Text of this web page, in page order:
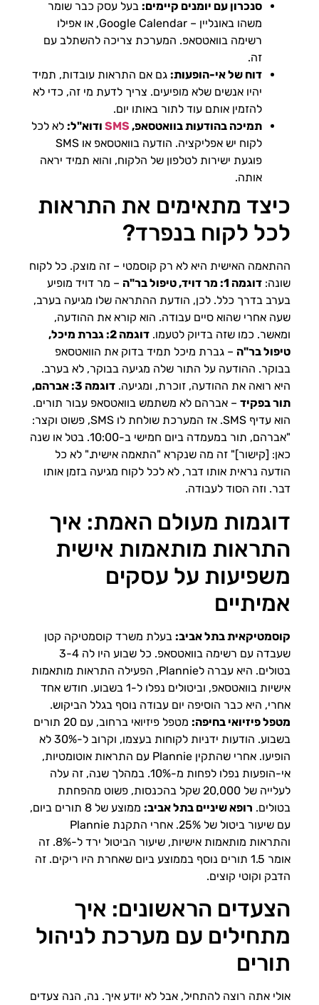
סנכרון עם יומנים קיימים: בעל עסק כבר שומר
משהו באונליין – Google Calendar, או אפילו
רשימה בוואטסאפ. המערכת צריכה להשתלב עם
זה.
דוח של אי-הופעות: גם אם התראות עובדות, תמיד
יהיו אנשים שלא מופיעים. צריך לדעת מי זה, כדי לא
להזמין אותם עוד לתור באותו יום.
תמיכה בהודעות בוואטסאפ, SMS ודוא"ל: לא לכל
לקוח יש אפליקציה. הודעה בוואטסאפ או SMS
פוגעת ישירות לטלפון של הלקוח, והוא תמיד יראה
אותה.
כיצד מתאימים את התראות
לכל לקוח בנפרד?
ההתאמה האישית היא לא רק קוסמטי – זה מוצק. כל לקוח
שונה: דוגמה 1: מר דויד, טיפול בר"ה
– מר דויד מופיע
בערב בדרך כלל. לכן, הודעת ההתראה שלו מגיעה בערב,
שעה אחרי שהוא סיים עבודה. הוא קורא את ההודעה,
ומאשר. כמו שזה בדיוק לטעמו.
דוגמה 2: גברת מיכל,
טיפול בר"ה – גברת מיכל תמיד בדוק את הוואטסאפ
בבוקר. ההודעה על התור שלה מגיעה בבוקר, לא בערב.
היא רואה את ההודעה, זוכרת, ומגיעה.
דוגמה 3: אברהם,
תור בפקיד – אברהם לא משתמש בוואטסאפ עבור תורים.
הוא עדיף SMS. אז המערכת שולחת לו SMS, פשוט וקצר:
"אברהם, תור במעמדה ביום חמישי ב-10:00. בטל או שנה
כאן: [קישור]" זה מה שנקרא "התאמה אישית." לא כל
הודעה נראית אותו דבר, לא לכל לקוח מגיעה בזמן אותו
דבר. וזה הסוד לעבודה.
דוגמות מעולם האמת: איך
התראות מותאמות אישית
משפיעות על עסקים
אמיתיים
קוסמטיקאית בתל אביב: בעלת משרד קוסמטיקה קטן
שעבדה עם רשימה בוואטסאפ. כל שבוע היו לה 3-4
בטולים. היא עברה לPlannie, הפעילה התראות מותאמות
אישיות בוואטסאפ, וביטולים נפלו ל-1 בשבוע. חודש אחד
אחרי, היא כבר הוסיפה יום עבודה נוסף בגלל הביקוש.
מטפל פיזיואי בחיפה:
מטפל פיזיואי ברחוב, עם 20 תורים
בשבוע. הודעות ידניות לקוחות בעצמו, וקרוב ל-30% לא
הופיעו. אחרי שהתקין Plannie עם התראות אוטומטיות,
אי-הופעות נפלו לפחות מ-10%. במהלך שנה, זה עלה
לעלייה של 20,000 שקל בהכנסות, פשוט מהפחתת
בטולים. רופא שיניים בתל אביב:
ממוצע של 8 תורים ביום,
עם שיעור ביטול של 25%. אחרי התקנת Plannie
והתראות מותאמות אישיות, שיעור הביטול ירד ל-8%. זה
אומר 1.5 תורים נוסף בממוצע ביום שאחרת היו ריקים. זה
הדבק וקוטי קוצים.
הצעדים הראשונים: איך
מתחילים עם מערכת לניהול
תורים
אולי אתה רוצה להתחיל, אבל לא יודע איך. נה, הנה צעדים